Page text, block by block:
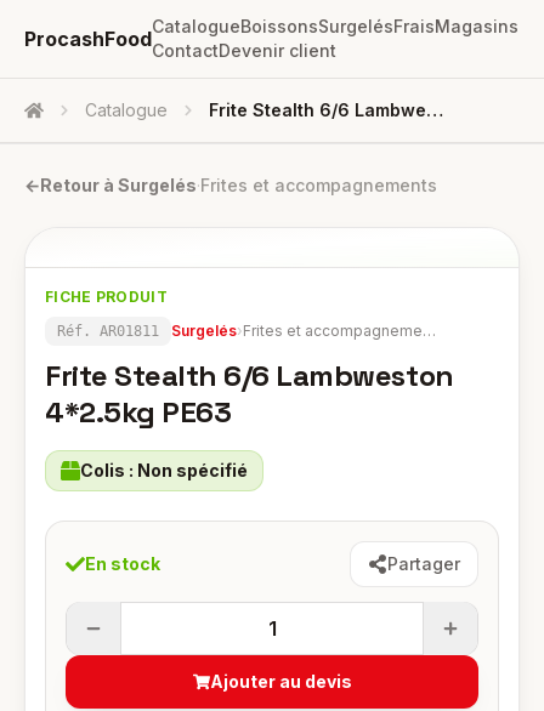
ProcashFood
CatalogueBoissonsSurgelésFraisMagasins
ContactDevenir client
Accueil Catalogue Frite Stealth 6/6 Lambweston 4*2.5kg PE63
←Retour à Surgelés·Frites et accompagnements
FICHE PRODUIT
Réf. AR01811 Surgelés› Frites et accompagnements
Frite Stealth 6/6 Lambweston
4*2.5kg PE63
Colis : Non spécifié
En stock Partager
1
Ajouter au devis